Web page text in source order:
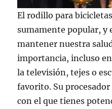
El rodillo para
sumamente popular, y
mantener nuestra
importancia, incluso
la televisión, tejes o
favorito. Su
con el que tienes